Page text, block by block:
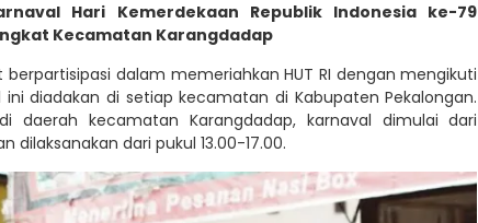
Hari Kemerdekaan Republik Indonesia ke-79
Kecamatan Karangdadap
berpartisipasi dalam memeriahkan HUT RI dengan mengikuti
diadakan di setiap kecamatan di Kabupaten Pekalongan.
daerah kecamatan Karangdadap, karnaval dimulai dari
dilaksanakan dari pukul 13.00-17.00.